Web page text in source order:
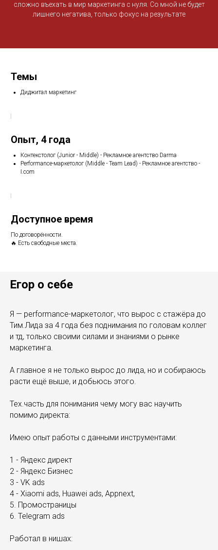
сложно въехать в мир маркетинга с нуля. Со мной не будет
лишнего негатива, только фокус на результате
Темы
Диджитал маркетинг
Опыт, 4 года
Контекстолог (Junior - Middle) - Рекламное агентство Darma
Performance-маркетолог (Middle - Team Lead) - Рекламное агентство -
I.com
Доступное время
По договорённости.
🔥 Есть свободные места.
Егор о себе
Я — performance-маркетолог, что вырос с стажёра до
Тим.Лида за 4 года без поднимания по головам коллег
и тд, только своими силами и знаниями о рынке
маркетинга.
А главное я не только вырос до лида, но и собираюсь
расти ещё выше, и добьюсь этого.
Тех.часть для понимания чему могу вас научить
помимо директа:
Имею опыт работы с данными инструментами:
1 - Яндекс директ
2 - Яндекс Бизнес
3 - VK ads
4 - Xiaomi ads, Huawei ads, Appnext,
5. Промостраницы
6. Telegram ads
Работал в нишах: